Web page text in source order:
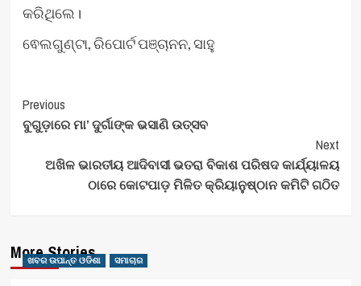
କରିଥିଲେ।
ଵେଲଗୁଣ୍ଟା, ରିପୋର୍ଟ ପଞ୍ଚାନନ, ସାହୁ
Post
Navigation
Previous
ବୁଗୁଡ଼ାରେ ମା’ ଦୁର୍ଗାଙ୍କ ଭସାଣି ଉତ୍ସବ
Next
ଅଖିଳ ଭାରତୀୟ ଆଦିବାସୀ ଭତରା ବିକାଶ ପରିଷଦ କାର୍ଯ୍ୟାଳୟ
ଠାରେ କୋଟପାଡ଼ ମିଳିତ କ୍ରିୟାନୁଷ୍ଠାନ କମିଟି ଗଠିତ
More Stories
ଖବର ଉପାନ୍ତ ଓଡିଶା ସମାଚାର